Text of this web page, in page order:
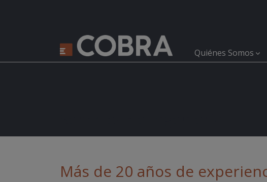
Quiénes Somos
Más de 20 años de